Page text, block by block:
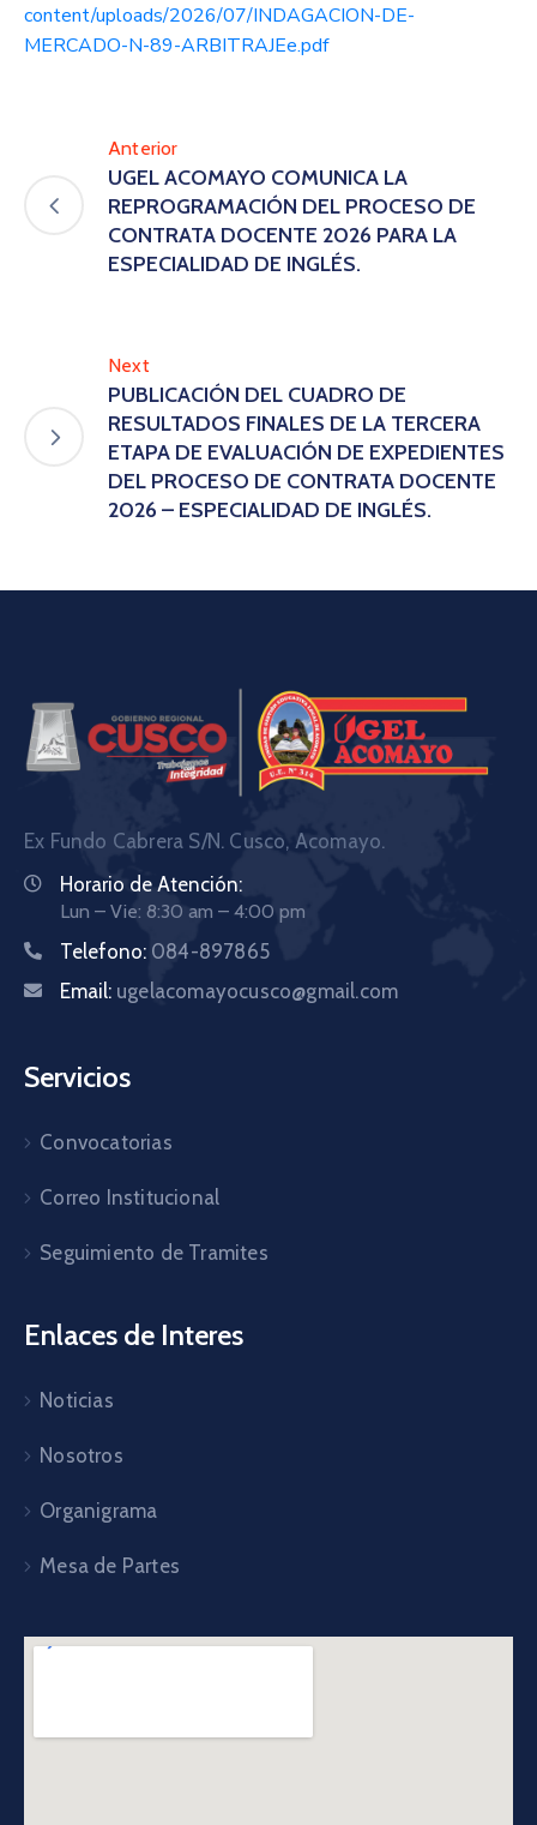
content/uploads/2026/07/INDAGACION-DE-
MERCADO-N-89-ARBITRAJEe.pdf
Anterior
UGEL ACOMAYO COMUNICA LA
REPROGRAMACIÓN DEL PROCESO DE
CONTRATA DOCENTE 2026 PARA LA
ESPECIALIDAD DE INGLÉS.
Next
PUBLICACIÓN DEL CUADRO DE
RESULTADOS FINALES DE LA TERCERA
ETAPA DE EVALUACIÓN DE EXPEDIENTES
DEL PROCESO DE CONTRATA DOCENTE
2026 – ESPECIALIDAD DE INGLÉS.
Ex Fundo Cabrera S/N. Cusco, Acomayo.
Horario de Atención:
Lun – Vie: 8:30 am – 4:00 pm
Telefono: 084-897865
Email: ugelacomayocusco@gmail.com
Servicios
Convocatorias
Correo Institucional
Seguimiento de Tramites
Enlaces de Interes
Noticias
Nosotros
Organigrama
Mesa de Partes